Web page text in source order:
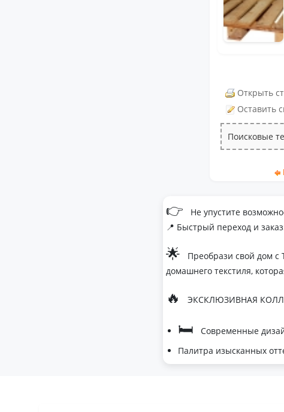
Открыть
Оставить
Поисковые
👉
Не упустите
📍 Быстрый переход и
🌟
Преобрази свой дом
домашнего текстиля,
🔥 ЭКСКЛЮЗИВНАЯ
🛏
Современные
Палитра изысканных